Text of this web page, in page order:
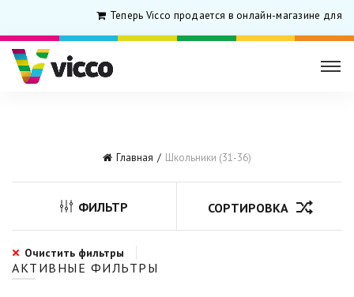
Теперь Vicco продается в онлайн-магазине для
Главная Школьники (31-36)
ФИЛЬТР СОРТИРОВКА
Очистить фильтры
АКТИВНЫЕ ФИЛЬТРЫ